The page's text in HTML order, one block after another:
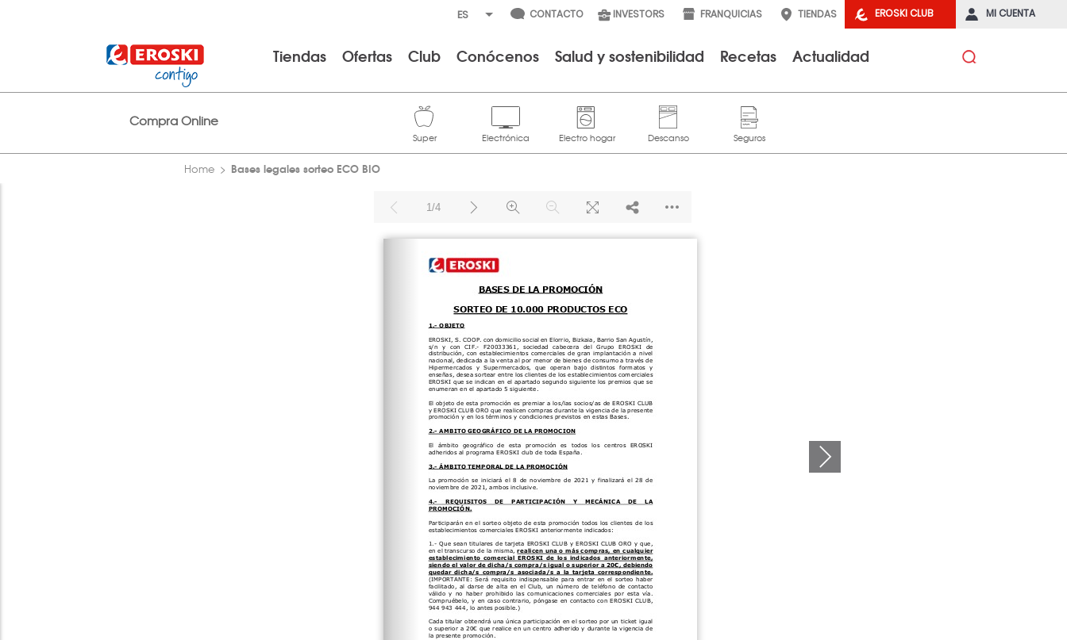
EROSKI CLUB MI CUENTA
CONTACTO INVESTORS FRANQUICIAS TIENDAS
Tiendas Ofertas Club Conócenos Salud y sostenibilidad Recetas Actualidad
Compra Online
Home Bases legales sorteo ECO BIO
1/4